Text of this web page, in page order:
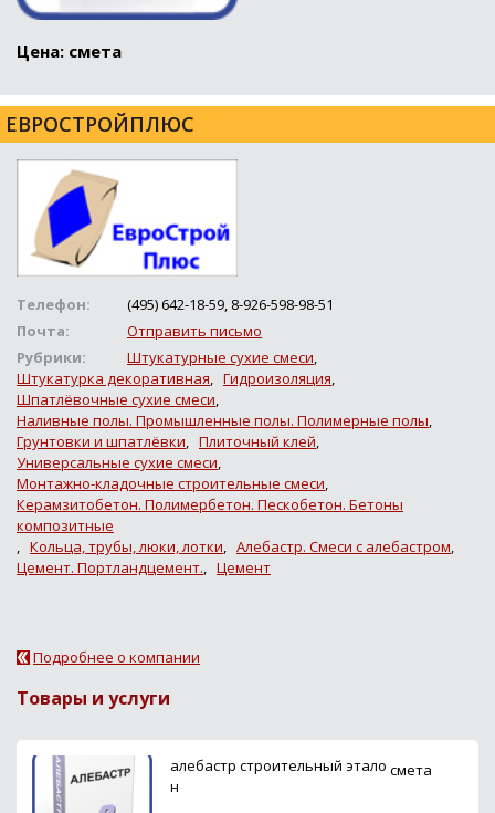
Цена: смета
ЕВРОСТРОЙПЛЮС
Телефон:
(495) 642-18-59, 8-926-598-98-51
Почта:
Отправить письмо
Рубрики:
Штукатурные сухие смеси,
Штукатурка декоративная, Гидроизоляция,
Шпатлёвочные сухие смеси,
Наливные полы. Промышленные полы. Полимерные полы,
Грунтовки и шпатлёвки, Плиточный клей,
Универсальные сухие смеси,
Монтажно-кладочные строительные смеси,
Керамзитобетон. Полимербетон. Пескобетон. Бетоны
композитные
, Кольца, трубы, люки, лотки, Алебастр. Смеси с алебастром,
Цемент. Портландцемент., Цемент
Подробнее о компании
Товары и услуги
алебастр строительный этало
н
смета